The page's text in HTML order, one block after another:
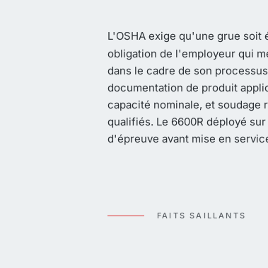
L'OSHA exige qu'une grue soit
obligation de l'employeur qui
dans le cadre de son
documentation de produit
capacité nominale, et soudage
qualifiés. Le 6600R déployé
d'épreuve avant mise en
FAITS SAILLANTS